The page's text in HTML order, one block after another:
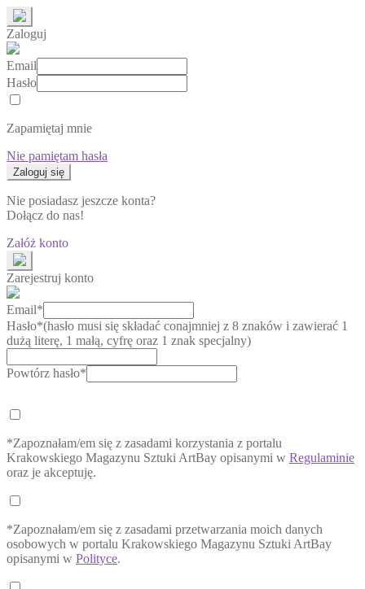
Zaloguj
Email
Hasło
Zapamiętaj mnie
Nie pamiętam hasła
Nie posiadasz jeszcze konta?
Dołącz do nas!
Załóż konto
Zarejestruj konto
Email*
Hasło*(hasło musi się składać conajmniej z 8 znaków i zawierać 1
dużą literę, 1 małą, cyfrę oraz 1 znak specjalny)
Powtórz hasło*
*Zapoznałam/em się z zasadami korzystania z portalu
Krakowskiego Magazynu Sztuki ArtBay opisanymi w Regulaminie
oraz je akceptuję.
*Zapoznałam/em się z zasadami przetwarzania moich danych
osobowych w portalu Krakowskiego Magazynu Sztuki ArtBay
opisanymi w Polityce.